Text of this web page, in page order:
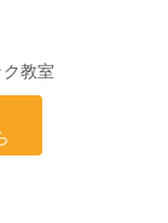
教室